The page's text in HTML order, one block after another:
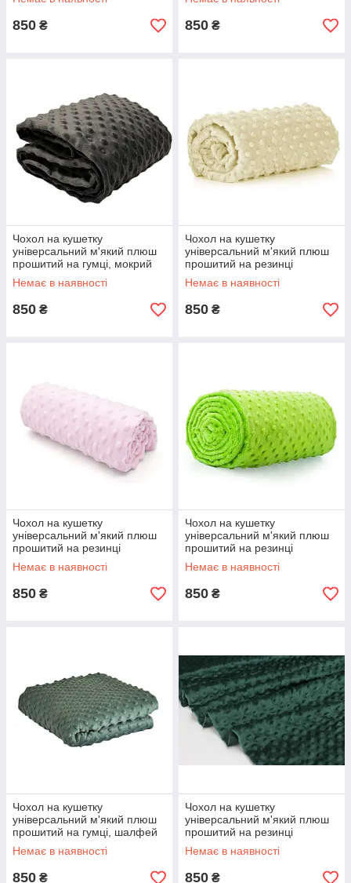
850 ₴ 850 ₴
Чохол на кушетку
універсальний м'який плюш
прошитий на гумці, мокрий
асфальт
Немає в наявності
850 ₴
Чохол на кушетку
універсальний м'який плюш
прошитий на резинці
Немає в наявності
850 ₴
Чохол на кушетку
універсальний м'який плюш
прошитий на резинці
Немає в наявності
850 ₴
Чохол на кушетку
універсальний м'який плюш
прошитий на резинці
Немає в наявності
850 ₴
Чохол на кушетку
універсальний м'який плюш
прошитий на гумці, шалфей
Немає в наявності
850 ₴
Чохол на кушетку
універсальний м'який плюш
прошитий на резинці
Немає в наявності
850 ₴